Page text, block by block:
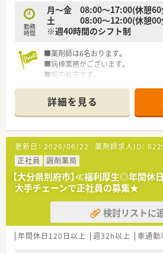
勤務
時間
月～金 08:00～17:00(休憩60
土 08:00～12:00(休憩00
※週40時間のシフト制
■薬剤師は6名おります。
■病棟業務がございます。
■院内処方です。
詳細を見る
更新日： 2026/06/22 薬剤師求人ID：
正社員
調剤薬局
【大分県別府市】≪福利厚生◎年間
大手チェーンで正社員の募集★
検討リストに
年間休日120日以上 週32h以上 車通勤